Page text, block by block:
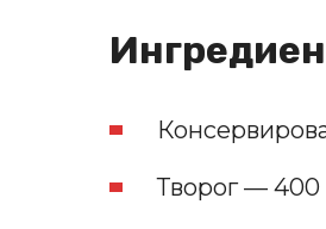
Творог — 400